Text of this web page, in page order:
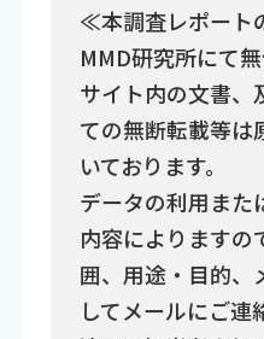
≪本調査レポート
MMD研究所にて
サイト内の文書、
ての無断転載等は
いております。
データの利用また
内容によりますの
囲、用途・目的、
してメールにご連